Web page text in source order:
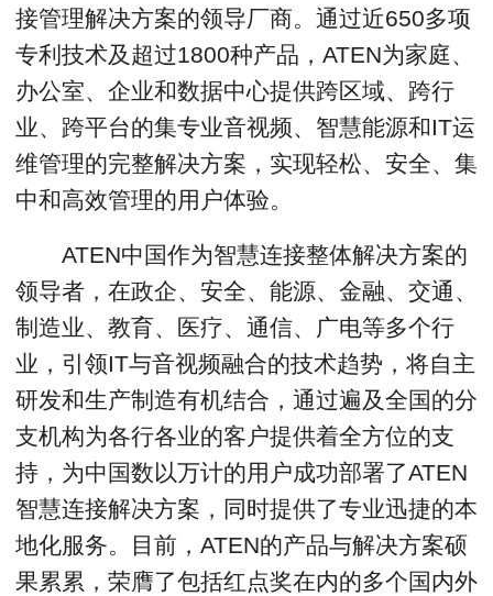
接管理解决方案的领导厂商。通过近650多项
专利技术及超过1800种产品，ATEN为家庭、
办公室、企业和数据中心提供跨区域、跨行
业、跨平台的集专业音视频、智慧能源和IT运
维管理的完整解决方案，实现轻松、安全、集
中和高效管理的用户体验。
ATEN中国作为智慧连接整体解决方案的
领导者，在政企、安全、能源、金融、交通、
制造业、教育、医疗、通信、广电等多个行
业，引领IT与音视频融合的技术趋势，将自主
研发和生产制造有机结合，通过遍及全国的分
支机构为各行各业的客户提供着全方位的支
持，为中国数以万计的用户成功部署了ATEN
智慧连接解决方案，同时提供了专业迅捷的本
地化服务。目前，ATEN的产品与解决方案硕
果累累，荣膺了包括红点奖在内的多个国内外